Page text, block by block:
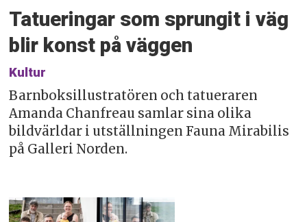
Tatueringar som sprungit i väg
blir konst på väggen
Kultur
Barnboksillustratören och tatueraren
Amanda Chanfreau samlar sina olika
bildvärldar i utställningen Fauna Mirabilis
på Galleri Norden.